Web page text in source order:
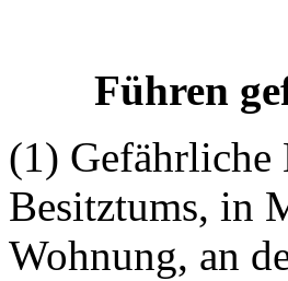
Führen
(1) Gefährliche
Besitztums, in
Wohnung, an